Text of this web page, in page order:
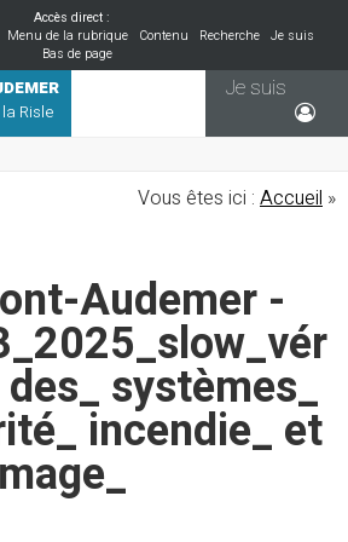
Accès direct :
Menu de la rubrique Contenu Recherche
Je suis
Bas de page
Risle
Je suis
Vous êtes ici : Accueil »
Audemer -
systèmes_
incendie_ et